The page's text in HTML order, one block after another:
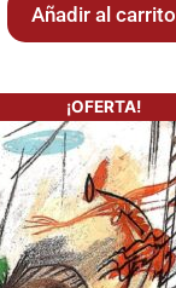
Añadir al carrito
¡OFERTA!